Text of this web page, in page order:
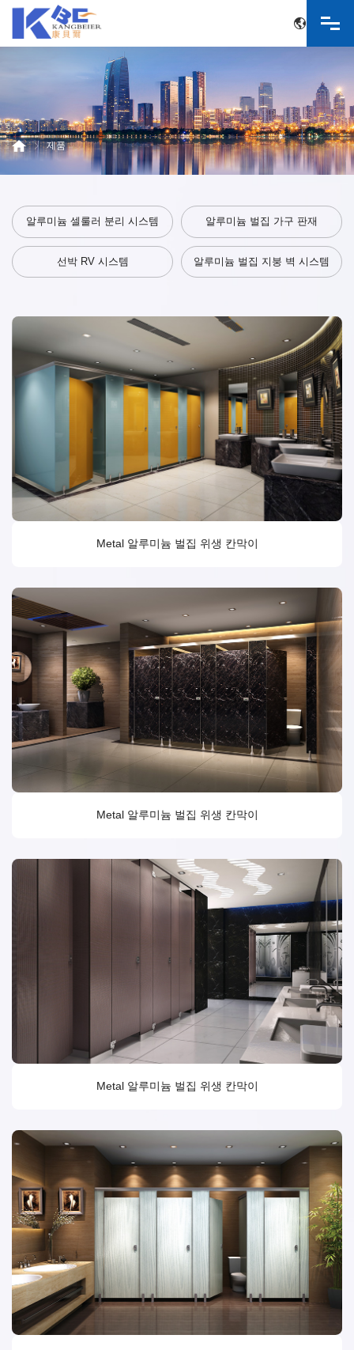
English
Русский язык
한국어
제품
알루미늄 셀룰러 분리 시스템 알루미늄 벌집 가구 판재
선박 RV 시스템 알루미늄 벌집 지붕 벽 시스템
Metal 알루미늄 벌집 위생 칸막이
Metal 알루미늄 벌집 위생 칸막이
Metal 알루미늄 벌집 위생 칸막이